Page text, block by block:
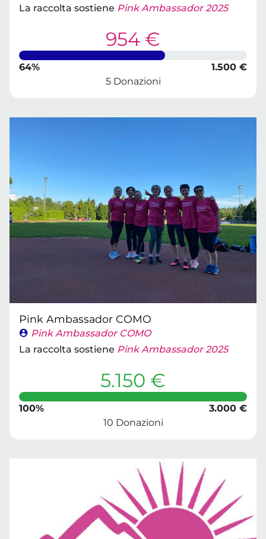
La raccolta sostiene Pink Ambassador 2025
954 €
64%
1.500 €
5 Donazioni
Pink Ambassador COMO
Pink Ambassador COMO
La raccolta sostiene Pink Ambassador 2025
5.150 €
100%
3.000 €
10 Donazioni